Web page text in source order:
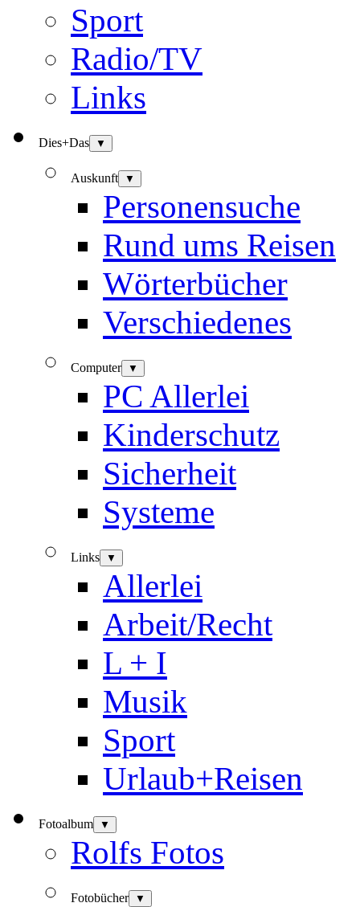
Sport
Radio/TV
Links
Dies+Das ▼
Auskunft ▼
Personensuche
Rund ums Reisen
Wörterbücher
Verschiedenes
Computer ▼
PC Allerlei
Kinderschutz
Sicherheit
Systeme
Links ▼
Allerlei
Arbeit/Recht
L + I
Musik
Sport
Urlaub+Reisen
Fotoalbum ▼
Rolfs Fotos
Fotobücher ▼